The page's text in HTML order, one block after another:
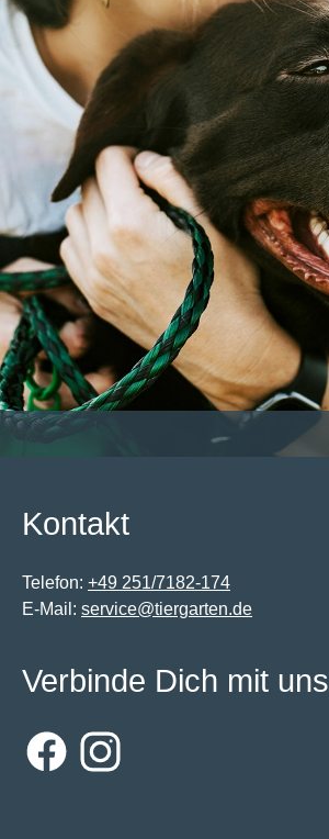
Kontakt
Telefon: +49 251/7182-174
E-Mail: service@tiergarten.de
Verbinde Dich mit uns
FacebookInstagram